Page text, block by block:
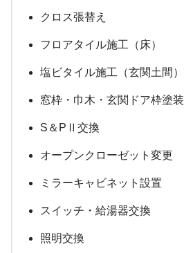
クロス張替え
フロアタイル施工（床）
塩ビタイル施工（玄関土間）
窓枠・巾木・玄関ドア枠塗装
S＆PⅡ交換
オープンクローゼット変更
ミラーキャビネット設置
スイッチ・給湯器交換
照明交換